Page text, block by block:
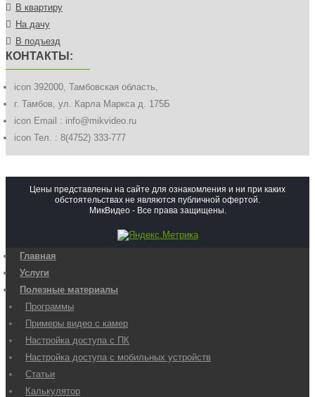
В квартиру
На дачу
В подъезд
КОНТАКТЫ:
icon 392000, Тамбовская область,
г. Тамбов, ул. Карла Маркса д. 175Б
icon Email : info@mikvideo.ru
icon Тел. : 8(4752) 333-777
Цены представлены на сайте для ознакомления и ни при каких
обстоятельствах не являются публичной офертой.
МикВидео - Все права защищены.
Главная
Услуги
Полезные материалы
Программы
Примеры видео с камер
Настройка доступа с ПК
Настройка доступа с мобильных устройств
Статьи
Калькулятор